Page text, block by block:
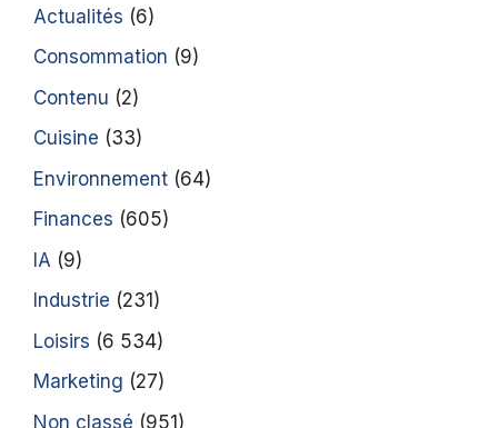
Actualités (6)
Consommation (9)
Contenu (2)
Cuisine (33)
Environnement (64)
Finances (605)
IA (9)
Industrie (231)
Loisirs (6 534)
Marketing (27)
Non classé (951)